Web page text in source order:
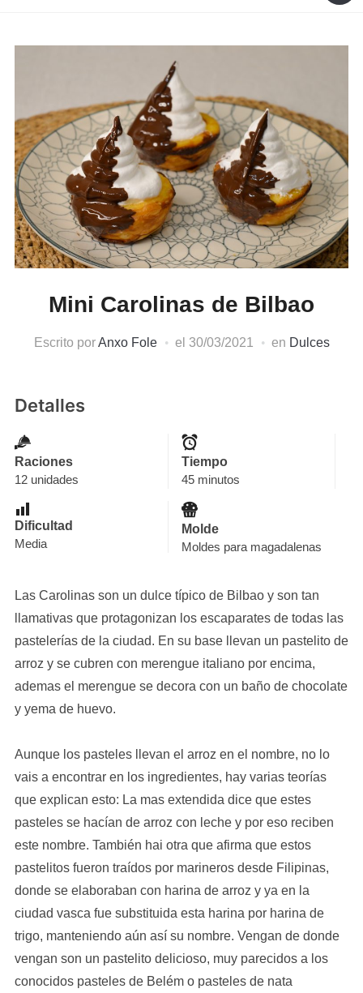
Mini Carolinas de Bilbao
Escrito porAnxo Fole el 30/03/2021 en Dulces
Detalles
Raciones
12 unidades
Tiempo
45 minutos
Dificultad
Media
Molde
Moldes para magadalenas
Las Carolinas son un dulce típico de Bilbao y son tan
llamativas que protagonizan los escaparates de todas las
pastelerías de la ciudad. En su base llevan un pastelito de
arroz y se cubren con merengue italiano por encima,
ademas el merengue se decora con un baño de chocolate
y yema de huevo.
Aunque los pasteles llevan el arroz en el nombre, no lo
vais a encontrar en los ingredientes, hay varias teorías
que explican esto: La mas extendida dice que estes
pasteles se hacían de arroz con leche y por eso reciben
este nombre. También hai otra que afirma que estos
pastelitos fueron traídos por marineros desde Filipinas,
donde se elaboraban con harina de arroz y ya en la
ciudad vasca fue substituida esta harina por harina de
trigo, manteniendo aún así su nombre. Vengan de donde
vengan son un pastelito delicioso, muy parecidos a los
conocidos pasteles de Belém o pasteles de nata